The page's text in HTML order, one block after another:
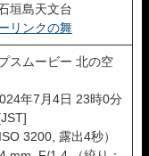
垣島天文台
リンクの舞
スムービー 北の空
年7月4日 23時0分
3200, 露出4秒）